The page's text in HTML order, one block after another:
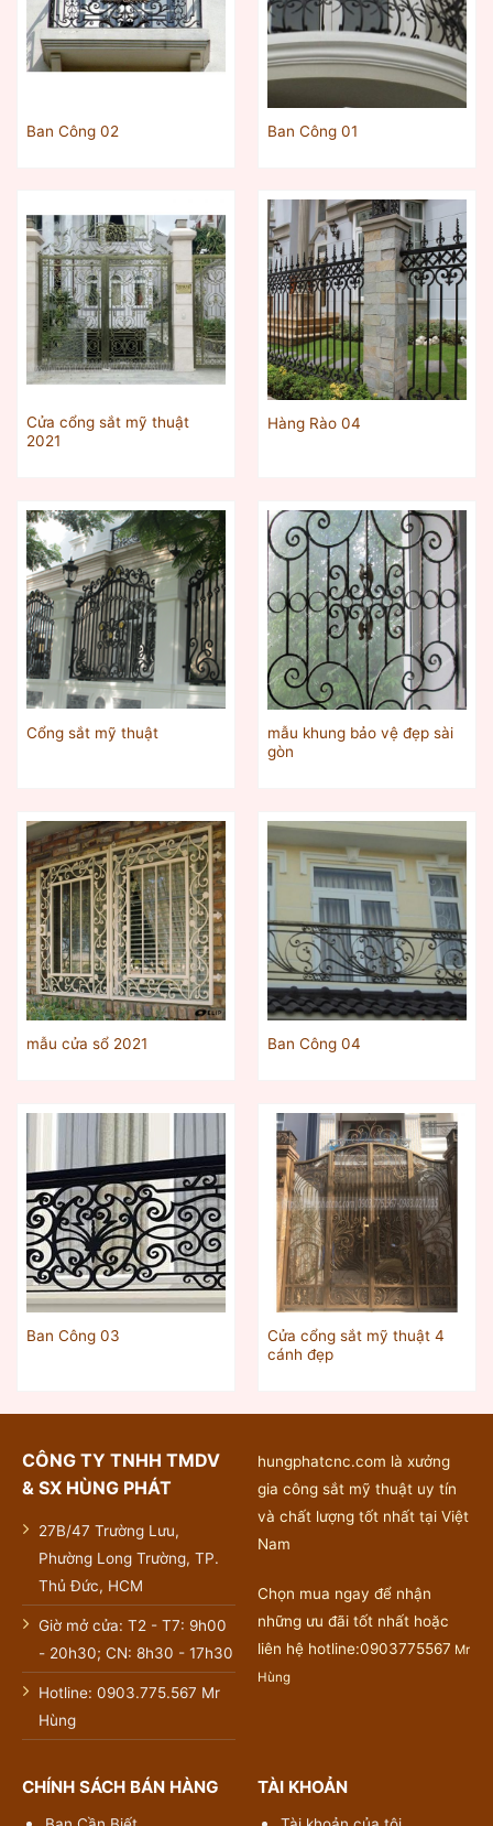
Ban Công 02 Ban Công 01
Cửa cổng sắt mỹ thuật
2021
Hàng Rào 04
Cổng sắt mỹ thuật
mẫu khung bảo vệ đẹp sài
gòn
mẫu cửa sổ 2021 Ban Công 04
Ban Công 03
Cửa cổng sắt mỹ thuật 4
cánh đẹp
CÔNG TY TNHH TMDV
& SX HÙNG PHÁT
27B/47 Trường Lưu,
Phường Long Trường, TP.
Thủ Đức, HCM
Giờ mở cửa: T2 - T7: 9h00
- 20h30; CN: 8h30 - 17h30
Hotline: 0903.775.567 Mr
Hùng
hungphatcnc.com là xưởng
gia công sắt mỹ thuật uy tín
và chất lượng tốt nhất tại Việt
Nam
Chọn mua ngay để nhận
những ưu đãi tốt nhất hoặc
liên hệ hotline:0903775567 Mr
Hùng
CHÍNH SÁCH BÁN HÀNG TÀI KHOẢN